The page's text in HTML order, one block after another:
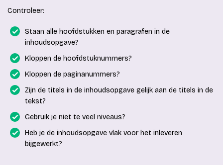
Controleer:
Staan alle hoofdstukken en paragrafen in de
inhoudsopgave?
Kloppen de hoofdstuknummers?
Kloppen de paginanummers?
Zijn de titels in de inhoudsopgave gelijk aan de titels in de
tekst?
Gebruik je niet te veel niveaus?
Heb je de inhoudsopgave vlak voor het inleveren
bijgewerkt?